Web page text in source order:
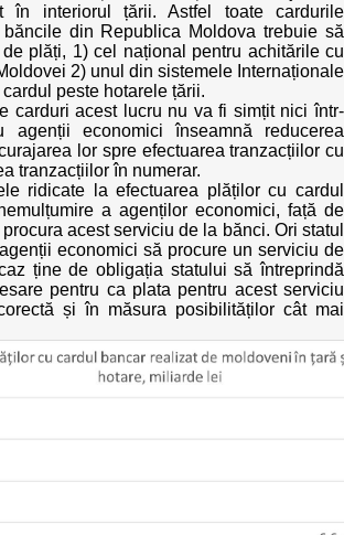
de stat
mai proaste politici locale din
și transparența instituțiilor
Moldova
în vizorul societății civile
în interiorul țării. Astfel toate cardurile
din Republica Moldova trebuie să
plăți, 1) cel național pentru achitările cu
2) unul din sistemele Internaționale
peste hotarele țării.
carduri acest lucru nu va fi simțit nici într-
economici înseamnă reducerea
lor spre efectuarea tranzacțiilor cu
tranzacțiilor în numerar.
ridicate la efectuarea plăților cu cardul
a agenților economici, față de
acest serviciu de la bănci. Ori statul
economici să procure un serviciu de
ține de obligația statului să întreprindă
pentru ca plata pentru acest serviciu
și în măsura posibilităților cât mai